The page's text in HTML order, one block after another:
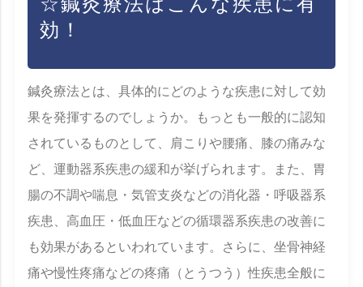
☆鍼灸療法はこんな疾患に有
効！
鍼灸療法とは、具体的にどのような疾患に対して効
果を発揮するのでしょうか。もっとも一般的に認知
されているものとして、肩こりや腰痛、膝の痛みな
ど、運動器系疾患の緩和が挙げられます。また、胃
腸の不調や喘息・気管支炎などの消化器・呼吸器系
疾患、高血圧・低血圧などの循環器系疾患の改善に
も効果があるといわれています。さらに、坐骨神経
痛や慢性疼痛などの疼痛（とうつう）性疾患全般に